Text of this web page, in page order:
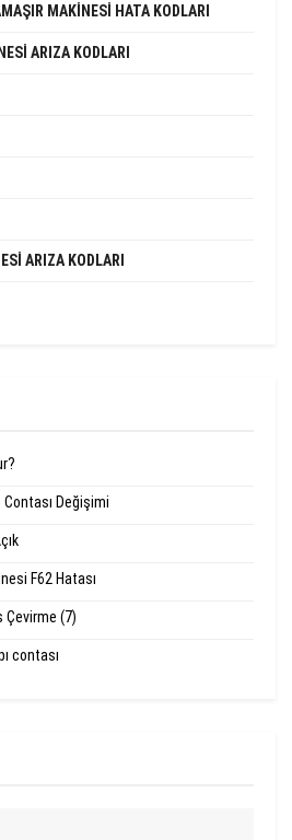
MAKINESI HATA KODLARI
ARIZA KODLARI
ARIZA KODLARI
Contası Değişimi
F62 Hatası
Çevirme (7)
contası